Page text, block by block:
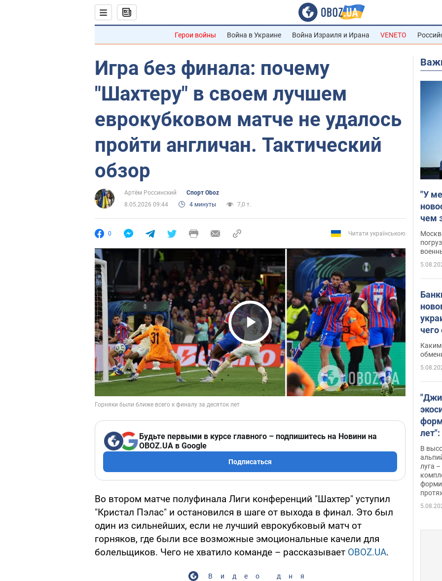
Герои войны Война в Украине Война Израиля и Ирана VENETO
Игра без финала: почему
"Шахтеру" в своем лучшем
еврокубковом матче не удалось
пройти англичан. Тактический
обзор
Артём Россинский
Спорт Oboz
8.05.2026 09:44
4 минуты 7,0 т.
0 Читати українською
Play Video
Будьте первыми в курсе главного – подпишитесь на Новини на
OBOZ.UA в Google
Подписаться
Во втором матче полуфинала Лиги конференций "Шахтер" уступил
"Кристал Пэлас" и остановился в шаге от выхода в финал. Это был
один из сильнейших, если не лучший еврокубковый матч от
горняков, где были все возможные эмоциональные качели для
болельщиков. Чего не хватило команде – рассказывает OBOZ.UA.
Видео дня
"У
чем
Каким
В
луга